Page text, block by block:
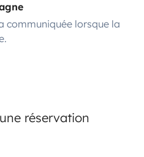
communiquée lorsque la
réservation